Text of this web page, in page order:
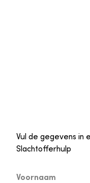
Vul de gegevens in
Slachtofferhulp
Voornaam